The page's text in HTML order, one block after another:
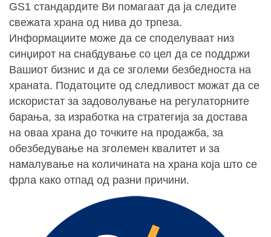
GS1 стандардите Ви помагаат да ја следите
свежата храна од нива до трпеза.
Информациите може да се споделуваат низ
синџирот на снабдување со цел да се поддржи
Вашиот бизнис и да се зголеми безбедноста на
храната. Податоците од следливост можат да се
искористат за задоволување на регулаторните
барања, за изработка на стратегија за достава
на оваа храна до точките на продажба, за
обезбедување на зголемен квалитет и за
намалување на количината на храна која што се
фрла како отпад од разни причини.